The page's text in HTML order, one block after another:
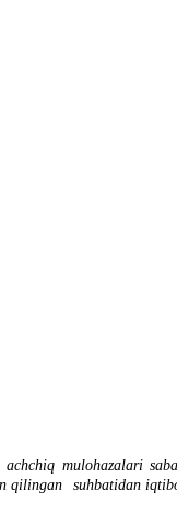
mulohazalari
qilingan suhbatidan